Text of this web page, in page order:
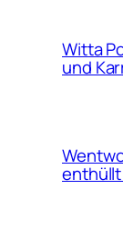
Witta
und
enthüllt